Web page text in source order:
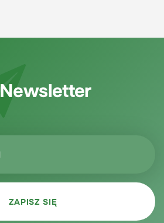
Newsletter